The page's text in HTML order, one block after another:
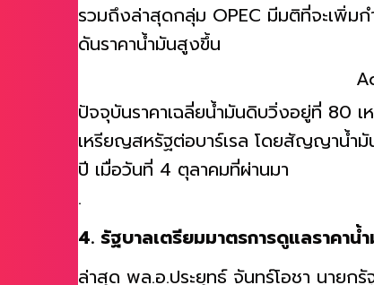
รวมถึงล่าสุดกลุ่ม OPEC มีมติที่จะเพิ่ม
ดันราคาน้ำมันสูงขึ้น
ปัจจุบันราคาเฉลี่ยน้ำมันดิบวิ่งอยู่ที่ 80
เหรียญสหรัฐต่อบาร์เรล โดยสัญญาน้ำ
ปี เมื่อวันที่ 4 ตุลาคมที่ผ่านมา
.
4. รัฐบาลเตรียมมาตรการดูแลราคาน้